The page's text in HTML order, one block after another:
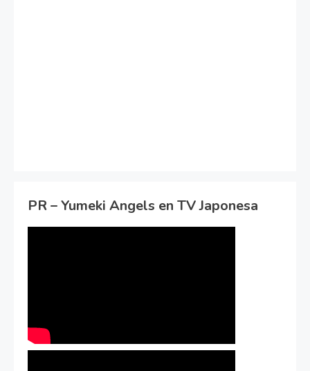
PR – Yumeki Angels en TV Japonesa